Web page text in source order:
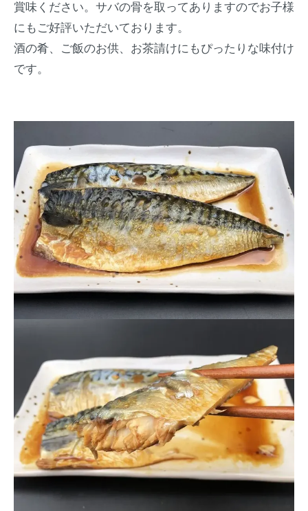
賞味ください。サバの骨を取ってありますのでお子様
にもご好評いただいております。
酒の肴、ご飯のお供、お茶請けにもぴったりな味付け
です。